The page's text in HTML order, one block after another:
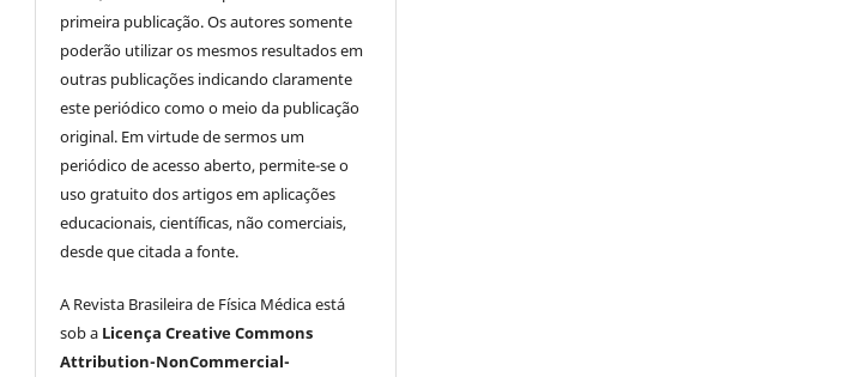
primeira publicação. Os autores somente
poderão utilizar os mesmos resultados em
outras publicações indicando claramente
este periódico como o meio da publicação
original. Em virtude de sermos um
periódico de acesso aberto, permite-se o
uso gratuito dos artigos em aplicações
educacionais, científicas, não comerciais,
desde que citada a fonte.
A Revista Brasileira de Física Médica está
sob a Licença Creative Commons
Attribution-NonCommercial-